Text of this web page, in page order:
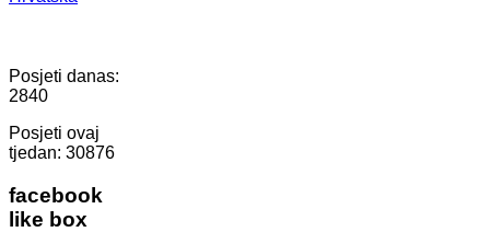
Posjeti danas:
2840
Posjeti ovaj
tjedan: 30876
facebook
like box